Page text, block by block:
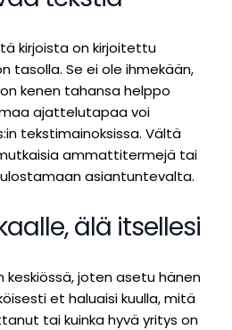
kirjoista on kirjoitettu
tasolla. Se ei ole ihmekään,
kenen tahansa helppo
ajattelutapaa voi
tekstimainoksissa. Vältä
ammattitermejä tai
asiantuntevalta.
älä itsellesi
keskiössä, joten asetu hänen
et haluaisi kuulla, mitä
tai kuinka hyvä yritys on